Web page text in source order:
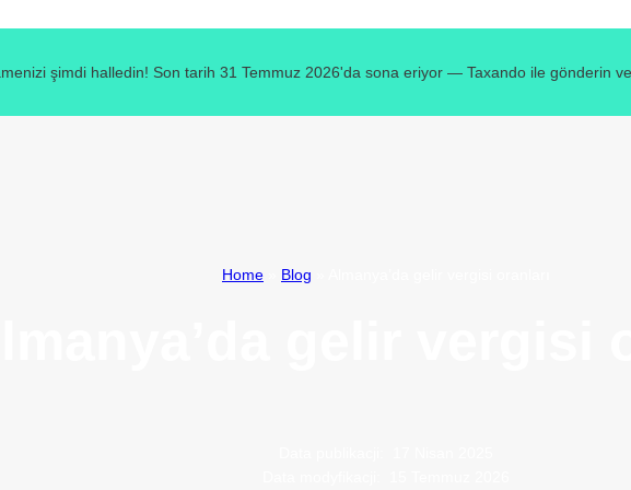
şimdi halledin! Son tarih 31 Temmuz 2026'da sona eriyor — Taxando ile gönderin ve
Home Blog